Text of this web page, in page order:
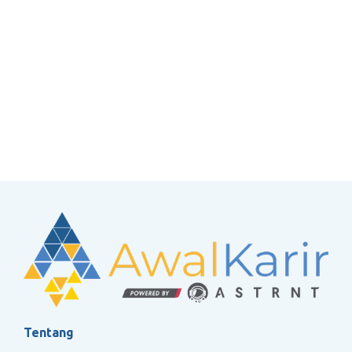
Pertamina Drilling Services Indonesia (PDSI).
Program ini dirancang untuk
mengembangkan talenta muda yang
kompeten dan siap berkarier di industri
pengeboran migas melalui pembekalan
pengetahuan, keterampilan teknis, serta
sertifikasi kompetensi yang relevan dengan
Tentang